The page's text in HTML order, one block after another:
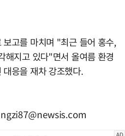
고를 마치며 "최근 들어 홍수,
해지고 있다"면서 올여름 환경
응을 재차 강조했다.